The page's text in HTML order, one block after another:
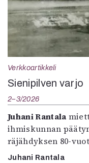
Verkkoartikkeli
Sienipilven varjo
2–3/2026
Juhani Rantala
ihmiskunnan
räjähdyksen 80-
Juhani Rantala